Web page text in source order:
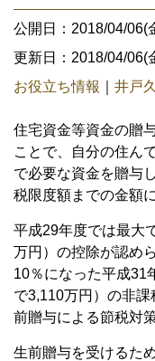
公開日：2018/04/06(
更新日：2018/04/06(
お役立ち情報
井戸
住宅資金等資金の贈
ことで、自分の住ん
で必要な資金を贈与
税限度額までの金額
平成29年度では最大
万円）の控除が認め
10％になった平成31
で3,110万円）の非
前贈与による節税対
生前贈与を受けるた